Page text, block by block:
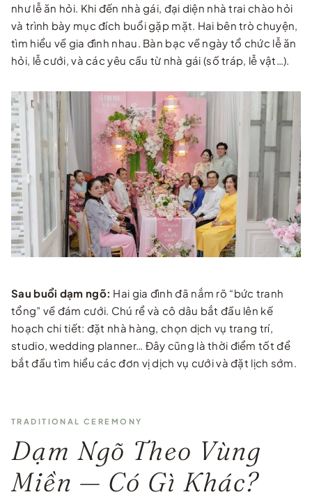
như lễ ăn hỏi. Khi đến nhà gái, đại diện nhà trai chào hỏi
và trình bày mục đích buổi gặp mặt. Hai bên trò chuyện,
tìm hiểu về gia đình nhau. Bàn bạc về ngày tổ chức lễ ăn
hỏi, lễ cưới, và các yêu cầu từ nhà gái (số tráp, lễ vật…).
Sau buổi dạm ngõ: Hai gia đình đã nắm rõ “bức tranh
tổng” về đám cưới. Chú rể và cô dâu bắt đầu lên kế
hoạch chi tiết: đặt nhà hàng, chọn dịch vụ trang trí,
studio, wedding planner… Đây cũng là thời điểm tốt để
bắt đầu tìm hiểu các đơn vị dịch vụ cưới và đặt lịch sớm.
TRADITIONAL CEREMONY
Dạm Ngõ Theo Vùng
Miền — Có Gì Khác?